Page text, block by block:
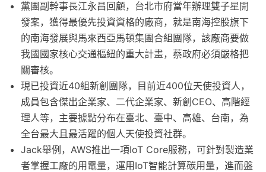
黨團副幹事長江永昌回顧，台北市府當年辦理雙子星開
發案，獲得最優先投資資格的廠商，就是南海控股旗下
的南海發展與馬來西亞馬頓集團合組團隊，該廠商要做
我國國家核心交通樞紐的重大計畫，蔡政府必須嚴格把
關審核。
現已投資近40組新創團隊，目前近400位天使投資人，
成員包含傑出企業家、二代企業家、新創CEO、高階經
理人等，主要據點分布在臺北、臺中、高雄、台南，為
全台最大且最活躍的個人天使投資社群。
Jack舉例，AWS推出一項IoT Core服務，可針對製造業
者掌握工廠的用電量，運用IoT智能計算碳用量，進而盤